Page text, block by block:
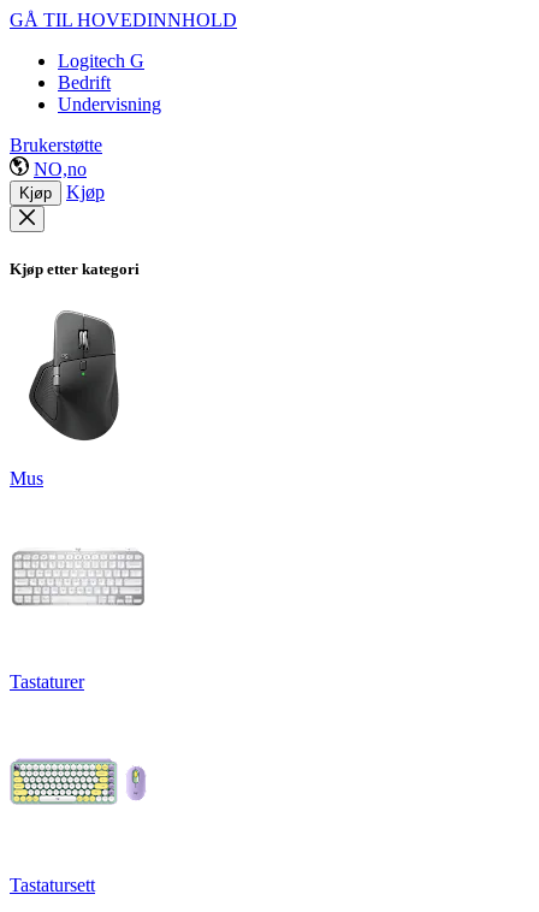
GÅ TIL HOVEDINNHOLD
Logitech G
Bedrift
Undervisning
Brukerstøtte
NO,no
Kjøp Kjøp
Kjøp etter kategori
Mus
Tastaturer
Tastatursett